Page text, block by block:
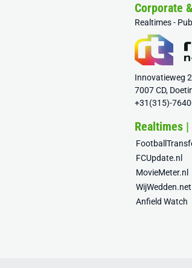
Corporate
Realtimes -
Innovatieweg
7007 CD,
+31(315)-
Realtimes
FCUpdate.nl
MovieMeter.nl
WijWedden.net
Anfield Watch